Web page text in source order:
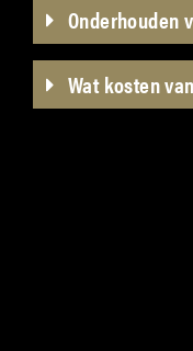
Onderhouden
Wat kosten